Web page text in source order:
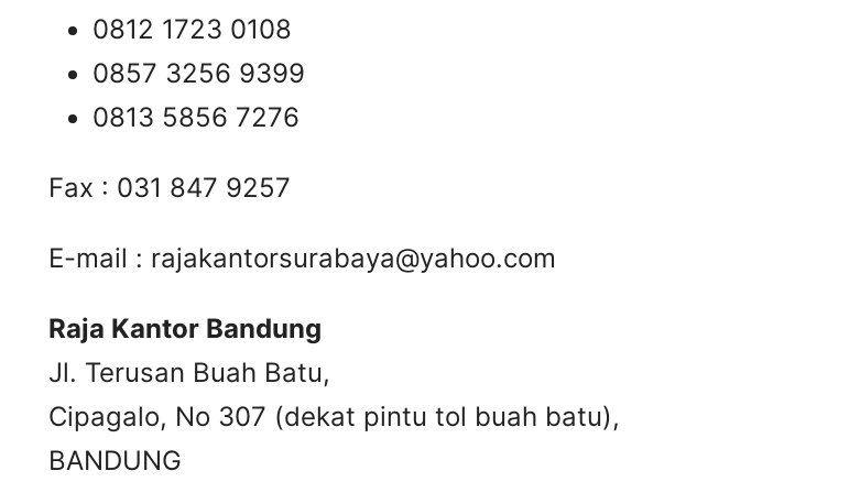
0812 1723 0108
0857 3256 9399
0813 5856 7276
Fax : 031 847 9257
E-mail : rajakantorsurabaya@yahoo.com
Raja Kantor Bandung
Jl. Terusan Buah Batu,
Cipagalo, No 307 (dekat pintu tol buah batu),
BANDUNG